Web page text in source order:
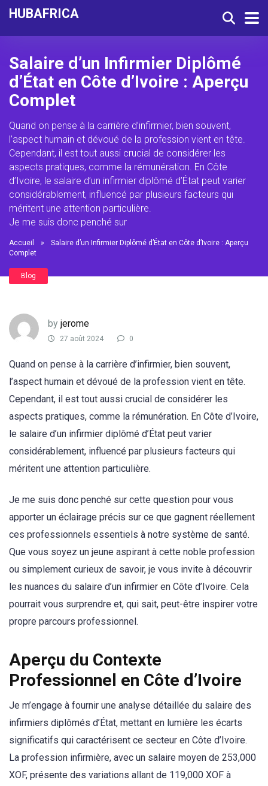
HUBAFRICA
Salaire d’un Infirmier Diplômé
d’État en Côte d’Ivoire : Aperçu
Complet
Quand on pense à la carrière d’infirmier, bien souvent,
l’aspect humain et dévoué de la profession vient en tête.
Cependant, il est tout aussi crucial de considérer les
aspects pratiques, comme la rémunération. En Côte
d’Ivoire, le salaire d’un infirmier diplômé d’État peut varier
considérablement, influencé par plusieurs facteurs qui
méritent une attention particulière.
Je me suis donc penché sur
Accueil »
Salaire d’un Infirmier Diplômé d’État en Côte d’Ivoire : Aperçu
Complet
Blog
by jerome
27 août 2024 0
Quand on pense à la carrière d’infirmier, bien souvent,
l’aspect humain et dévoué de la profession vient en tête.
Cependant, il est tout aussi crucial de considérer les
aspects pratiques, comme la rémunération. En Côte d’Ivoire,
le salaire d’un infirmier diplômé d’État peut varier
considérablement, influencé par plusieurs facteurs qui
méritent une attention particulière.
Je me suis donc penché sur cette question pour vous
apporter un éclairage précis sur ce que gagnent réellement
ces professionnels essentiels à notre système de santé.
Que vous soyez un jeune aspirant à cette noble profession
ou simplement curieux de savoir, je vous invite à découvrir
les nuances du salaire d’un infirmier en Côte d’Ivoire. Cela
pourrait vous surprendre et, qui sait, peut-être inspirer votre
propre parcours professionnel.
Aperçu du Contexte
Professionnel en Côte d’Ivoire
Je m’engage à fournir une analyse détaillée du salaire des
infirmiers diplômés d’État, mettant en lumière les écarts
significatifs qui caractérisent ce secteur en Côte d’Ivoire.
La profession infirmière, avec un salaire moyen de 253,000
XOF, présente des variations allant de 119,000 XOF à